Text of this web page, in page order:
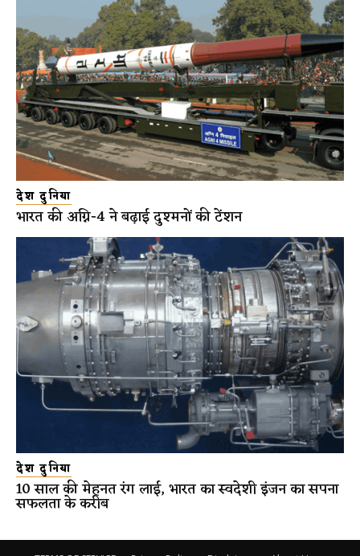
देश दुनिया
भारत की अग्नि-4 ने बढ़ाई दुश्मनों की टेंशन
देश दुनिया
10 साल की मेहनत रंग लाई, भारत का स्वदेशी इंजन का सपना
सफलता के करीब